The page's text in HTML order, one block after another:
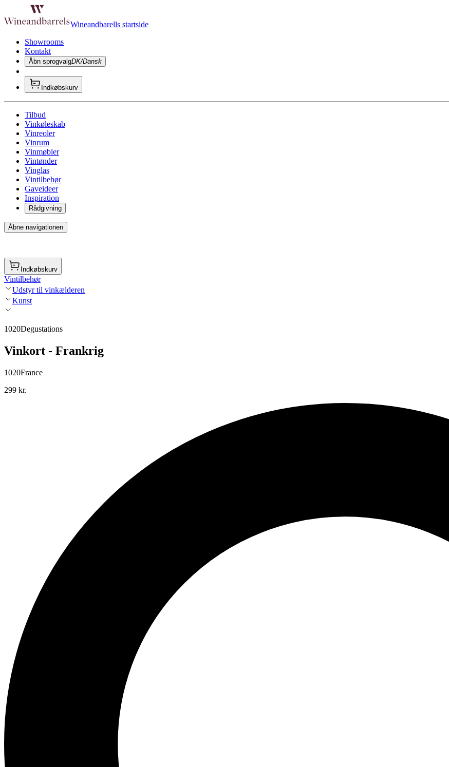
Wineandbarells startside
Showrooms
Kontakt
Åbn sprogvalgDK/Dansk
Indkøbskurv
Tilbud
Vinkøleskab
Vinreoler
Vinrum
Vinmøbler
Vintønder
Vinglas
Vintilbehør
Gaveideer
Inspiration
Rådgivning
Åbne navigationen
Indkøbskurv
Vintilbehør
Udstyr til vinkælderen
Kunst
1020Degustations
Vinkort - Frankrig
1020France
299 kr.